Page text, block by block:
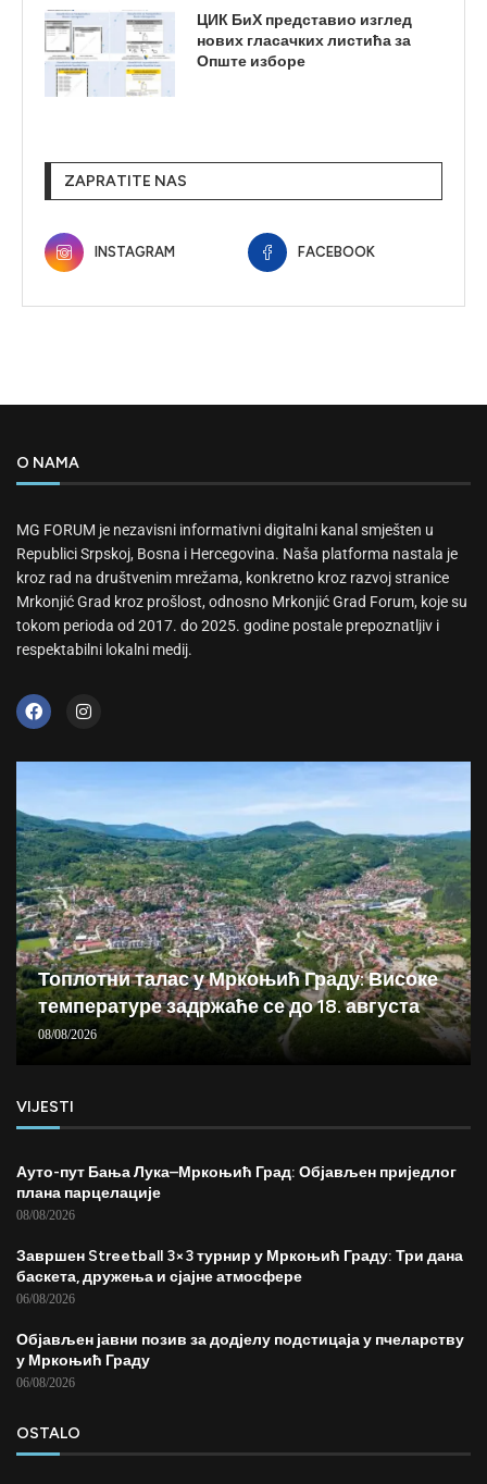
ЦИК БиХ представио изглед
нових гласачких листића за
Опште изборе
ZAPRATITE NAS
INSTAGRAM FACEBOOK
O NAMA
MG FORUM je nezavisni informativni digitalni kanal smješten u
Republici Srpskoj, Bosna i Hercegovina. Naša platforma nastala je
kroz rad na društvenim mrežama, konkretno kroz razvoj stranice
Mrkonjić Grad kroz prošlost, odnosno Mrkonjić Grad Forum, koje su
tokom perioda od 2017. do 2025. godine postale prepoznatljiv i
respektabilni lokalni medij.
Топлотни талас у Мркоњић Граду: Високе
температуре задржаће се до 18. августа
08/08/2026
VIJESTI
Ауто-пут Бања Лука–Мркоњић Град: Објављен приједлог
плана парцелације
08/08/2026
Завршен Streetball 3×3 турнир у Мркоњић Граду: Три дана
баскета, дружења и сјајне атмосфере
06/08/2026
Објављен јавни позив за додјелу подстицаја у пчеларству
у Мркоњић Граду
06/08/2026
OSTALO